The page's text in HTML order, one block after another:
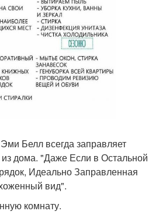
Белл всегда заправляет
дома. "Даже Если в Остальной
Идеально Заправленная
вид".
комнату.